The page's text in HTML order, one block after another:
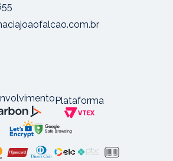
Plataforma